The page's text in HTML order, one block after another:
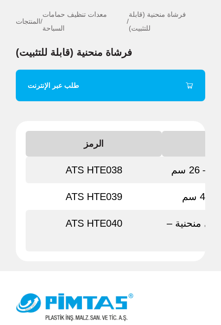
المنتجات/
معدات تنظيف حمامات
السباحة
/
فرشاة منحنية (قابلة
للتثبيت)
فرشاة منحنية (قابلة للتثبيت)
طلب عبر الإنترنت
الرمز
ATS HTE038 26 سم
ATS HTE039
ATS HTE040 منحنية –